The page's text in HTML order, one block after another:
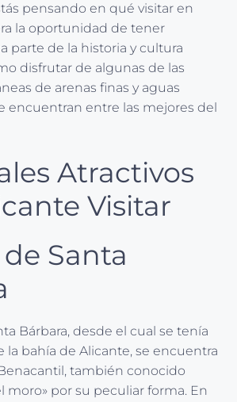
pensando en qué visitar en
la oportunidad de tener
parte de la historia y cultura
disfrutar de algunas de las
de arenas finas y aguas
encuentran entre las mejores del
Atractivos
Visitar
Santa
Bárbara, desde el cual se tenía
la bahía de Alicante, se encuentra
también conocido
moro» por su peculiar forma. En